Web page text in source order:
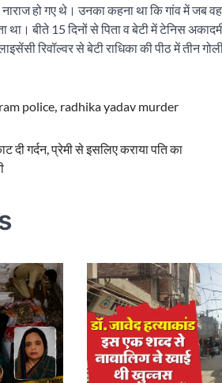
हो गए थे। उनका कहना था कि गांव में
था। बीते 15 दिनों से पिता व बेटी में टेनिस
रिवॉल्वर से बेटी राधिका की पीठ में तीन गोली
police, radhika yadav murder
गर्दन, प्रेमी से इसलिए कराया पति का